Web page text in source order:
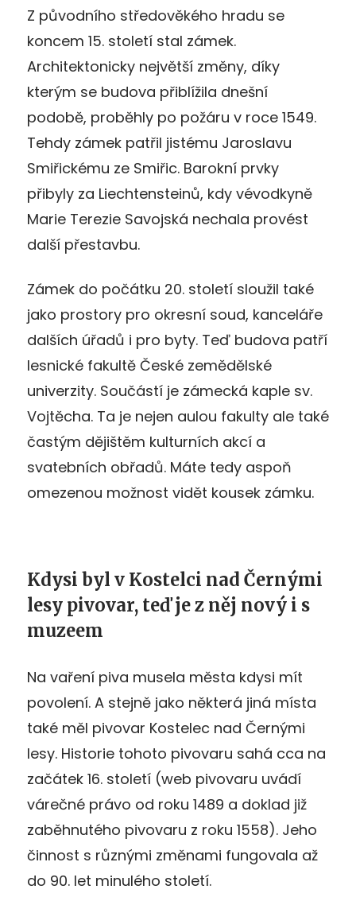
Z původního středověkého hradu se
koncem 15. století stal zámek.
Architektonicky největší změny, díky
kterým se budova přiblížila dnešní
podobě, proběhly po požáru v roce 1549.
Tehdy zámek patřil jistému Jaroslavu
Smiřickému ze Smiřic. Barokní prvky
přibyly za Liechtensteinů, kdy vévodkyně
Marie Terezie Savojská nechala provést
další přestavbu.
Zámek do počátku 20. století sloužil také
jako prostory pro okresní soud, kanceláře
dalších úřadů i pro byty. Teď budova patří
lesnické fakultě České zemědělské
univerzity. Součástí je zámecká kaple sv.
Vojtěcha. Ta je nejen aulou fakulty ale také
častým dějištěm kulturních akcí a
svatebních obřadů. Máte tedy aspoň
omezenou možnost vidět kousek zámku.
Kdysi byl v Kostelci nad Černými
lesy pivovar, teď je z něj nový i s
muzeem
Na vaření piva musela města kdysi mít
povolení. A stejně jako některá jiná místa
také měl pivovar Kostelec nad Černými
lesy. Historie tohoto pivovaru sahá cca na
začátek 16. století (web pivovaru uvádí
várečné právo od roku 1489 a doklad již
zaběhnutého pivovaru z roku 1558). Jeho
činnost s různými změnami fungovala až
do 90. let minulého století.